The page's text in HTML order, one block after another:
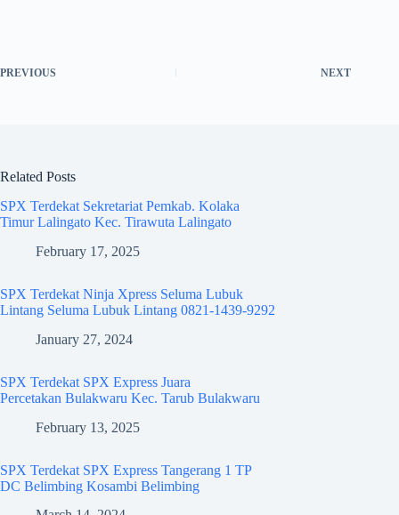
PREVIOUS NEXT
Related Posts
SPX Terdekat Sekretariat Pemkab. Kolaka
Timur Lalingato Kec. Tirawuta Lalingato
February 17, 2025
SPX Terdekat Ninja Xpress Seluma Lubuk
Lintang Seluma Lubuk Lintang 0821-1439-9292
January 27, 2024
SPX Terdekat SPX Express Juara
Percetakan Bulakwaru Kec. Tarub Bulakwaru
February 13, 2025
SPX Terdekat SPX Express Tangerang 1 TP
DC Belimbing Kosambi Belimbing